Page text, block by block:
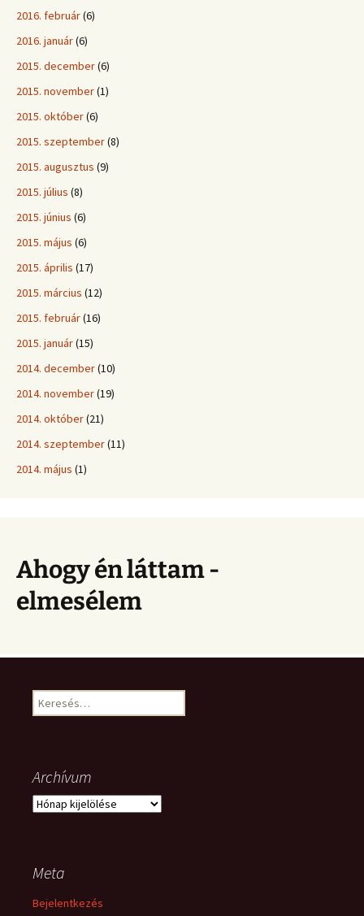
2016. február(6)
2016. január(6)
2015. december(6)
2015. november(1)
2015. október(6)
2015. szeptember(8)
2015. augusztus (9)
2015. július (8)
2015. június (6)
2015. május (6)
2015. április (17)
2015. március (12)
2015. február(16)
2015. január(15)
2014. december(10)
2014. november(19)
2014. október(21)
2014. szeptember(11)
2014. május (1)
Ahogy én láttam -
elmesélem
Keresés:
Archívum
Archívum
Meta
Bejelentkezés